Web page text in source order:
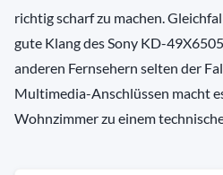
richtig scharf zu machen.
gute Klang des Sony KD-
anderen Fernsehern selten der
Multimedia-Anschlüssen macht
Wohnzimmer zu einem